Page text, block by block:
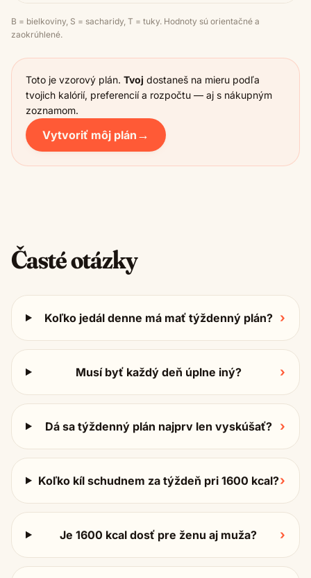
B = bielkoviny, S = sacharidy, T = tuky. Hodnoty sú orientačné a
zaokrúhlené.
Toto je vzorový plán. Tvoj dostaneš na mieru podľa
tvojich kalórií, preferencií a rozpočtu — aj s nákupným
zoznamom.
Vytvoriť môj plán →
Časté otázky
Koľko jedál denne má mať týždenný plán? ›
Musí byť každý deň úplne iný? ›
Dá sa týždenný plán najprv len vyskúšať? ›
Koľko kíl schudnem za týždeň pri 1600 kcal?›
Je 1600 kcal dosť pre ženu aj muža? ›